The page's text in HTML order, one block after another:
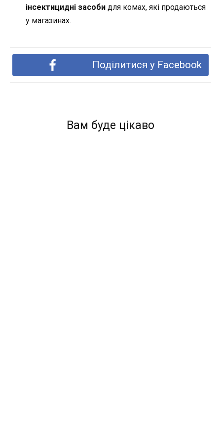
інсектицидні засоби для комах, які продаються
у магазинах.
Поділитися у Facebook
Вам буде цікаво